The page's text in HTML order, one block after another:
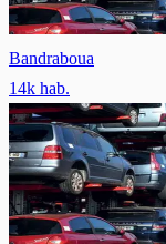
Bandraboua
14k hab.